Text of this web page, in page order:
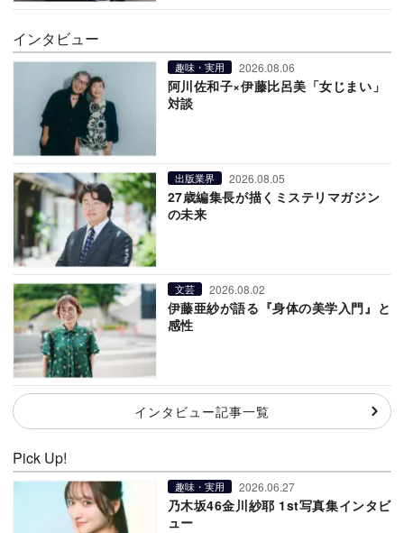
インタビュー
趣味・実用 2026.08.06
阿川佐和子×伊藤比呂美「女じまい」
対談
出版業界 2026.08.05
27歳編集長が描くミステリマガジン
の未来
文芸 2026.08.02
伊藤亜紗が語る『身体の美学入門』と
感性
インタビュー記事一覧
Pick Up!
趣味・実用 2026.06.27
乃木坂46金川紗耶 1st写真集インタビ
ュー